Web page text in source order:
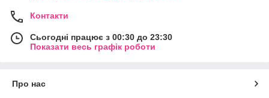
Контакти
Сьогодні працює з 00:30 до 23:30
Показати весь графік роботи
Про нас